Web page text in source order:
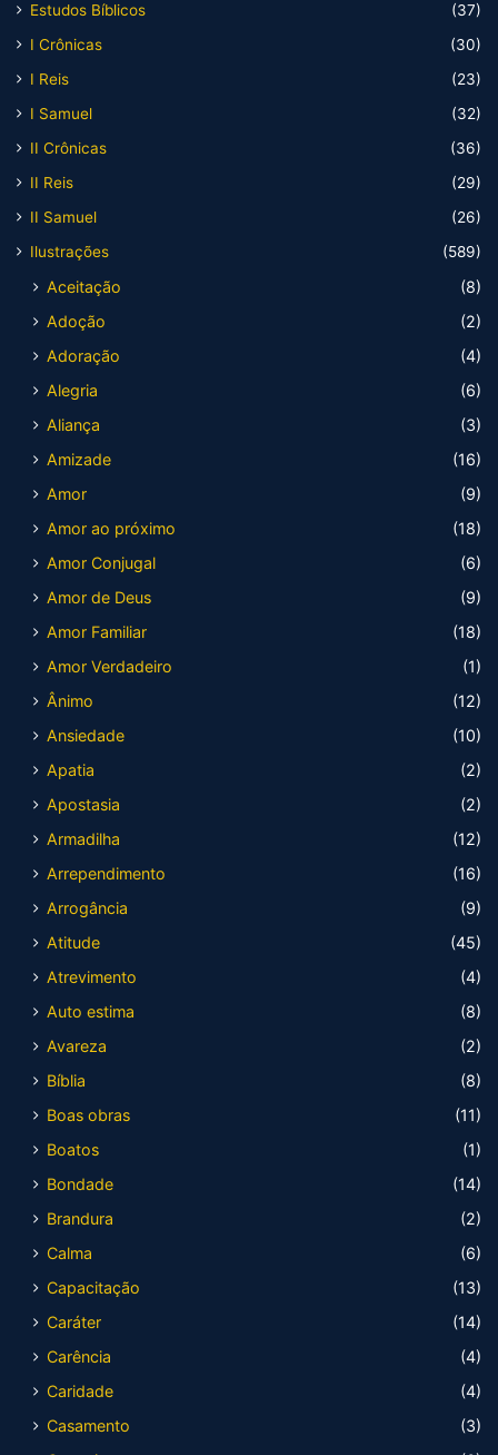
Estudos Bíblicos
(37)
I Crônicas
(30)
I Reis
(23)
I Samuel
(32)
II Crônicas
(36)
II Reis
(29)
II Samuel
(26)
Ilustrações
(589)
Aceitação
(8)
Adoção
(2)
Adoração
(4)
Alegria
(6)
Aliança
(3)
Amizade
(16)
Amor
(9)
Amor ao próximo
(18)
Amor Conjugal
(6)
Amor de Deus
(9)
Amor Familiar
(18)
Amor Verdadeiro
(1)
Ânimo
(12)
Ansiedade
(10)
Apatia
(2)
Apostasia
(2)
Armadilha
(12)
Arrependimento
(16)
Arrogância
(9)
Atitude
(45)
Atrevimento
(4)
Auto estima
(8)
Avareza
(2)
Bíblia
(8)
Boas obras
(11)
Boatos
(1)
Bondade
(14)
Brandura
(2)
Calma
(6)
Capacitação
(13)
Caráter
(14)
Carência
(4)
Caridade
(4)
Casamento
(3)